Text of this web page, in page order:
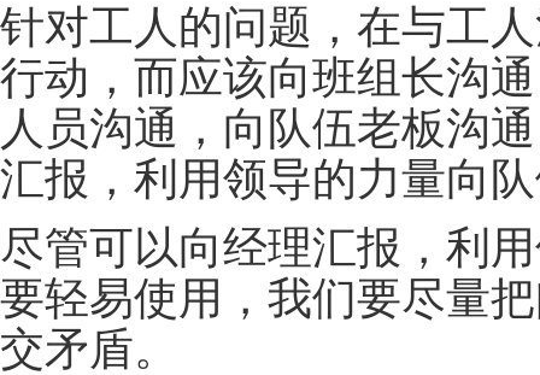
针对工人的问题，在与工
行动，而应该向班组长沟
人员沟通，向队伍老板沟
汇报，利用领导的力量向
尽管可以向经理汇报，利
要轻易使用，我们要尽量
交矛盾。